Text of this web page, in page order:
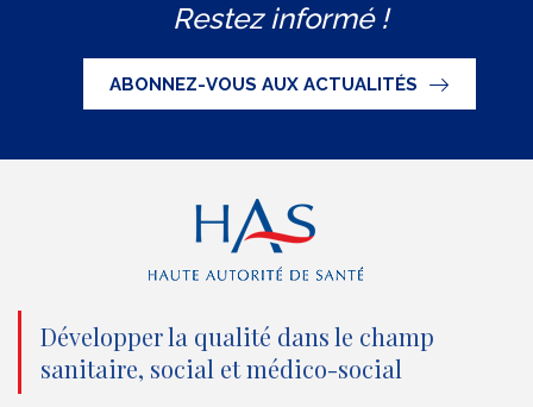
i
t
t
e
n
o
u
c
e
b
o
o
k
(
n
o
u
t
u
b
e
(
n
o
u
n
k
e
d
(
n
o
Restez informé !
ABONNEZ-VOUS AUX ACTUALITÉS
Développer la qualité dans le champ
sanitaire, social et médico-social